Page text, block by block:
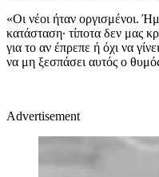
«Οι νέοι ήταν οργισμένοι.
κατάσταση· τίποτα δεν μας
για το αν έπρεπε ή όχι να
να μη ξεσπάσει αυτός ο
Advertisement